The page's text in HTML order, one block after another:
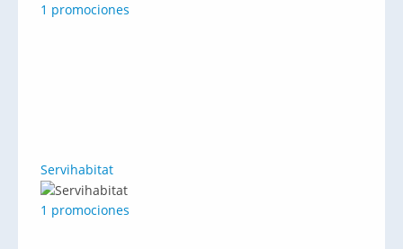
1 promociones
Servihabitat
1 promociones